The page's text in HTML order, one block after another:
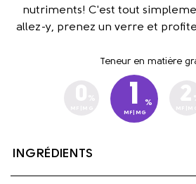
nutriments! C'est tout
allez-y, prenez un verre et
Teneur en matière
1 %
MF|MG
INGRÉDIENTS